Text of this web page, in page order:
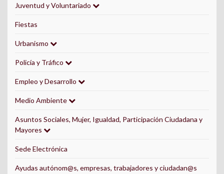
Juventud y Voluntariado
Fiestas
Urbanismo
Policía y Tráfico
Empleo y Desarrollo
Medio Ambiente
Asuntos Sociales, Mujer, Igualdad, Participación Ciudadana y
Mayores
Sede Electrónica
Ayudas autónom@s, empresas, trabajadores y ciudadan@s